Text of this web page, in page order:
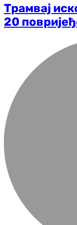
Трамвај
20